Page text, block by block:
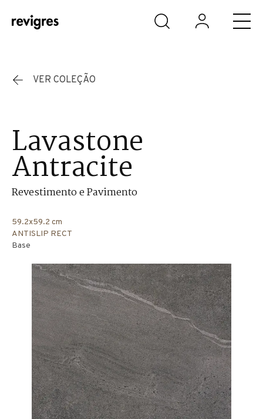
Saltar para o conteúdo principal
VER COLEÇÃO
Lavastone
Antracite
Revestimento e Pavimento
59.2x59.2 cm
ANTISLIP RECT
Base